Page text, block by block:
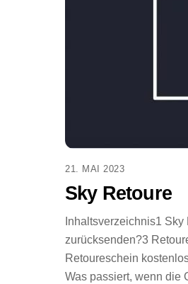
21. MAI 2023
Sky Retoure
Inhaltsverzeichnis1
zurücksenden?3
Retoureschein
Was passiert, wenn die